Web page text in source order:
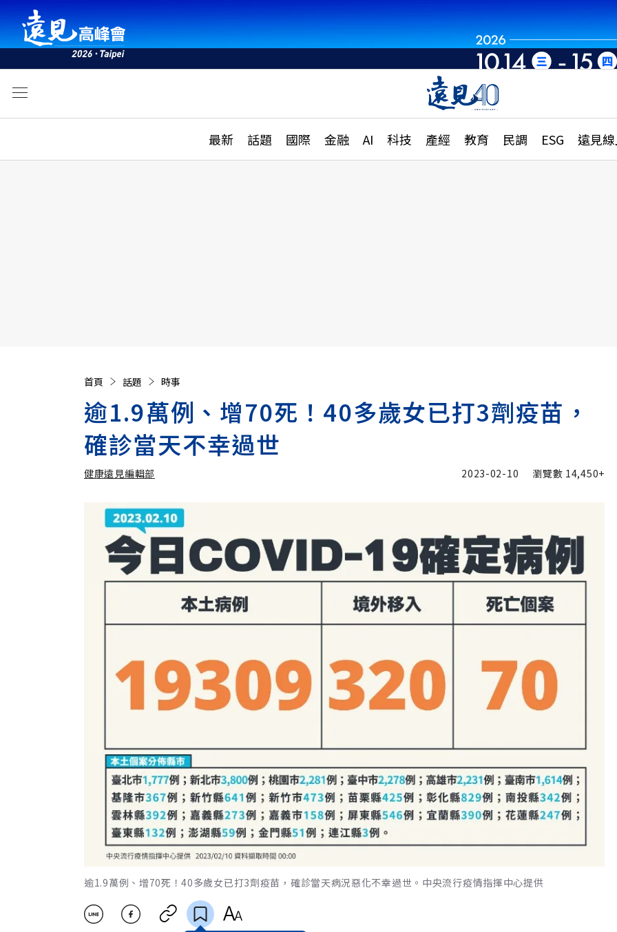
最新 話題 國際 金融 AI 科技 產經 教育 民調 ESG 遠見
活動
話題
國際
特輯
大學升學、職涯攻略
縣市施政調查全解析
首頁 話題 時事
逾1.9萬例、增70死！40多歲女已打3劑疫苗，
確診當天不幸過世
健康遠見編輯部
健康遠見編輯部
2023-02-10 瀏覽數 14,450+
逾1.9萬例、增70死！40多歲女已打3劑疫苗，確診當天病況惡化不幸過世。中央流行疫情指揮中心提供